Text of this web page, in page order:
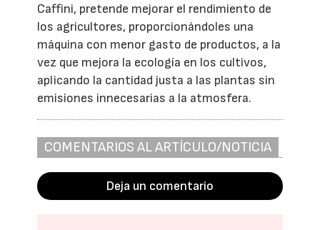
Caffini, pretende mejorar el rendimiento de
los agricultores, proporcionándoles una
máquina con menor gasto de productos, a la
vez que mejora la ecología en los cultivos,
aplicando la cantidad justa a las plantas sin
emisiones innecesarias a la atmosfera.
COMENTARIOS AL ARTÍCULO/NOTICIA
Deja un comentario